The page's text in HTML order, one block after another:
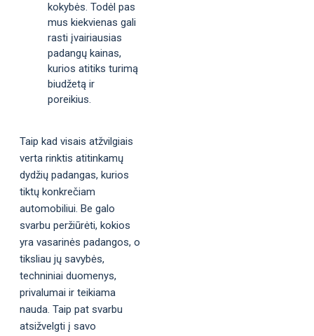
kokybės. Todėl pas
mus kiekvienas gali
rasti įvairiausias
padangų kainas,
kurios atitiks turimą
biudžetą ir
poreikius.
Taip kad visais atžvilgiais
verta rinktis atitinkamų
dydžių padangas, kurios
tiktų konkrečiam
automobiliui. Be galo
svarbu peržiūrėti, kokios
yra vasarinės padangos, o
tiksliau jų savybės,
techniniai duomenys,
privalumai ir teikiama
nauda. Taip pat svarbu
atsižvelgti į savo